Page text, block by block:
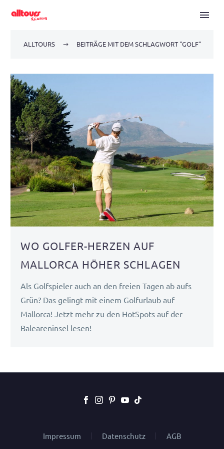
ALLTOURS BEITRÄGE MIT DEM SCHLAGWORT "GOLF"
WO GOLFER-HERZEN AUF
MALLORCA HÖHER SCHLAGEN
Als Golfspieler auch an den freien Tagen ab aufs
Grün? Das gelingt mit einem Golfurlaub auf
Mallorca! Jetzt mehr zu den HotSpots auf der
Baleareninsel lesen!
Impressum Datenschutz AGB